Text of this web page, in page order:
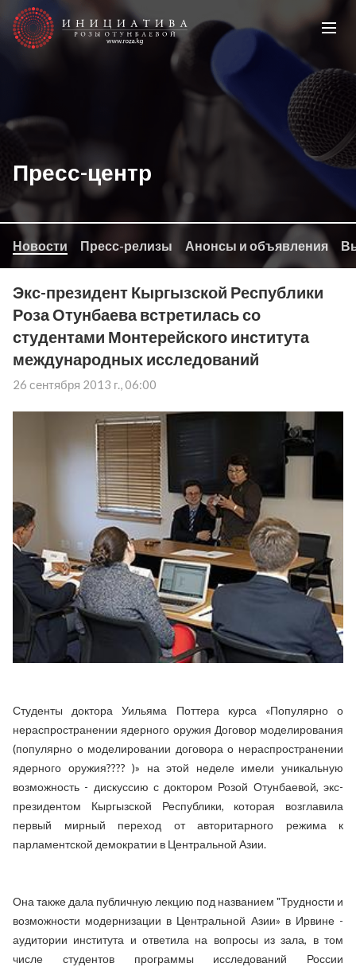
Пресс-центр
Новости Пресс-релизы Анонсы и объявления
Экс-президент Кыргызской Республики
Роза Отунбаева встретилась со
студентами Монтерейского института
международных исследований
26 сентября 2013 г., 06:00
Студенты доктора Уильяма Поттера курса «Популярно о
нераспространении ядерного оружия Договор моделирования
(популярно о моделировании договора о нераспространении
ядерного оружия???? )» на этой неделе имели уникальную
возможность - дискуссию с доктором Розой Отунбаевой, экс-
президентом Кыргызской Республики, которая возглавила
первый мирный переход от авторитарного режима к
парламентской демократии в Центральной Азии.
Она также дала публичную лекцию под названием "Трудности и
возможности модернизации в Центральной Азии» в Ирвине -
аудитории института и ответила на вопросы из зала, в том
числе студентов программы исследований России